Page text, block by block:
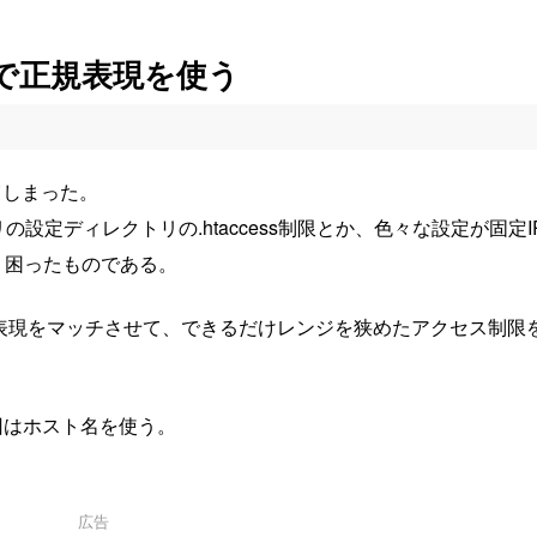
規表現を使う
まった。
設定ディレクトリの.htaccess制限とか、色々な設定が固定
ったものである。
をマッチさせて、できるだけレンジを狭めたアクセス制限
ホスト名を使う。
広告